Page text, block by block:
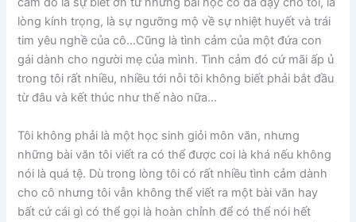
lòng kính trọng, là sự ngưỡng mộ về sự nhiệt huyết và trái
tim yêu nghề của cô…Cũng là tình cảm của một đứa con
gái dành cho người mẹ của mình. Tình cảm đó cứ mãi ấp ủ
trong tôi rất nhiều, nhiều tới nỗi tôi không biết phải bắt đầu
từ đâu và kết thúc như thế nào nữa…
Tôi không phải là một học sinh giỏi môn văn, nhưng
những bài văn tôi viết ra có thể được coi là khá nếu không
nói là quá tệ. Dù trong lòng tôi có rất nhiều tình cảm dành
cho cô nhưng tôi vẫn không thể viết ra một bài văn hay
bất cứ cái gì có thể gọi là hoàn chỉnh để có thể nói hết